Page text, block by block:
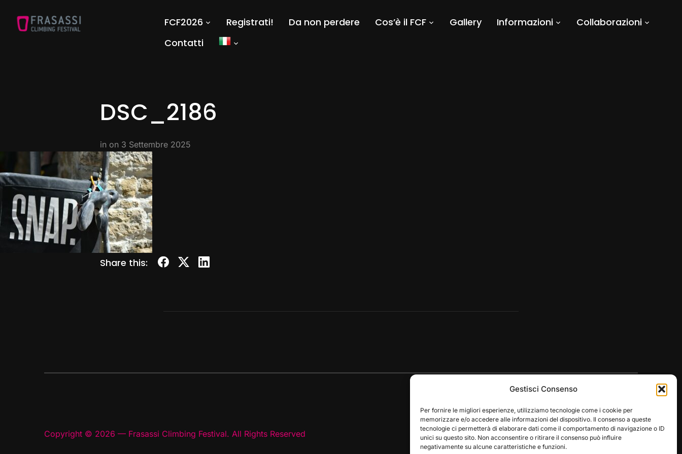
Gestisci Consenso
Per fornire le migliori esperienze, utilizziamo tecnologie come i cookie per
memorizzare e/o accedere alle informazioni del dispositivo. Il consenso a queste
tecnologie ci permetterà di elaborare dati come il comportamento di navigazione o ID
unici su questo sito. Non acconsentire o ritirare il consenso può influire
negativamente su alcune caratteristiche e funzioni.
FCF2026 Registrati! Da non perdere Cos’è il FCF Gallery Informazioni
Collaborazioni
Contatti
DSC_2186
in on 3 Settembre 2025
Share this:
Copyright © 2026 — Frasassi Climbing Festival. All Rights Reserved Designed byWPZOOM